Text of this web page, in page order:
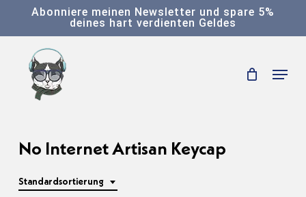
content
Abonniere meinen Newsletter und spare 5%
deines hart verdienten Geldes
No Internet Artisan Keycap
Standardsortierung